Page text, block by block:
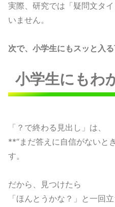
実際、研究では「疑問文タ
いません。
次で、小学生にもスッと入る
小学生にもわ
「？で終わる見出し」は、
**“まだ答えに自信がないと
す。
だから、見つけたら
「ほんとうかな？」と一回立